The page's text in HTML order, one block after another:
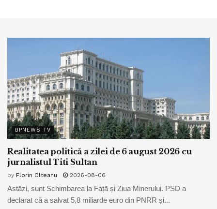
BPNEWS TV
Realitatea politică a zilei de 6 august 2026 cu
jurnalistul Titi Sultan
by Florin Olteanu 2026-08-06
Astăzi, sunt Schimbarea la Față și Ziua Minerului. PSD a
declarat că a salvat 5,8 miliarde euro din PNRR și...